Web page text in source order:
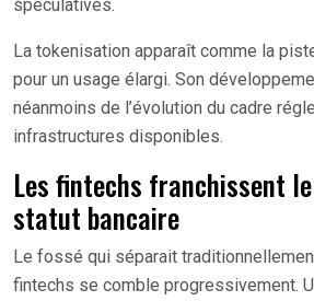
spéculatives.
La tokenisation apparaît comme la
pour un usage élargi. Son
néanmoins de l’évolution du cadre
infrastructures disponibles.
Les fintechs franchissent
statut bancaire
Le fossé qui séparait
fintechs se comble progressivement.